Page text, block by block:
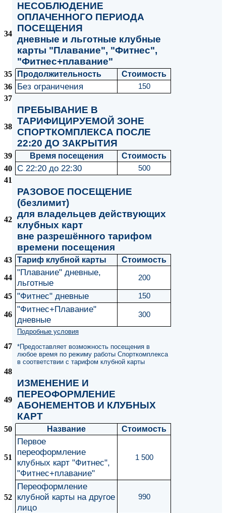
34
НЕСОБЛЮДЕНИЕ
ОПЛАЧЕННОГО ПЕРИОДА
ПОСЕЩЕНИЯ
дневные и льготные клубные
карты "Плавание", "Фитнес",
"Фитнес+плавание"
35 Продолжительность
Стоимость
36
Без ограничения 150
37
38
ПРЕБЫВАНИЕ В
ТАРИФИЦИРУЕМОЙ ЗОНЕ
СПОРТКОМПЛЕКСА ПОСЛЕ
22:20 ДО ЗАКРЫТИЯ
39 Время посещения
Стоимость
40 С 22:20 до 22:30 500
41
42
РАЗОВОЕ ПОСЕЩЕНИЕ
(безлимит)
для владельцев действующих
клубных карт
вне разрешённого тарифом
времени посещения
43 Тариф клубной карты Стоимость
44
"Плавание" дневные,
льготные
200
45 "Фитнес" дневные 150
46
"Фитнес+Плавание"
дневные
300
47
Подробные условия
*Предоставляет возможность посещения в
любое время по режиму работы Спорткомплекса
в соответствии с тарифом клубной карты
48
49
ИЗМЕНЕНИЕ И
ПЕРЕОФОРМЛЕНИЕ
АБОНЕМЕНТОВ И КЛУБНЫХ
КАРТ
50 Название Стоимость
51
Первое
переоформление
клубных карт "Фитнес",
"Фитнес+плавание"
1 500
52
Переоформление
клубной карты на другое
лицо
990